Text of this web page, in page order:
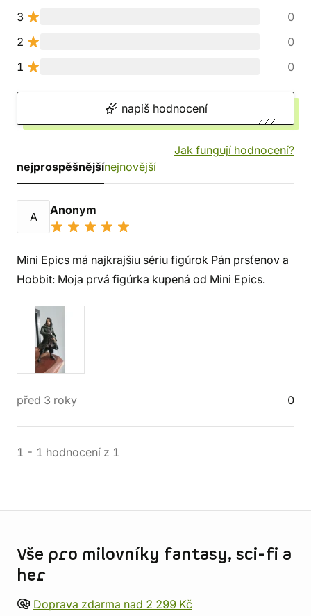
3
0
2
0
1
0
napiš hodnocení
Jak fungují hodnocení?
nejprospěšnějšínejnovější
A Anonym
Mini Epics má najkrajšiu sériu figúrok Pán prsťenov a
Hobbit: Moja prvá figúrka kupená od Mini Epics.
před 3 roky 0
1 - 1 hodnocení z 1
Vše pro milovníky fantasy, sci-fi a
her
Doprava zdarma nad 2 299 Kč